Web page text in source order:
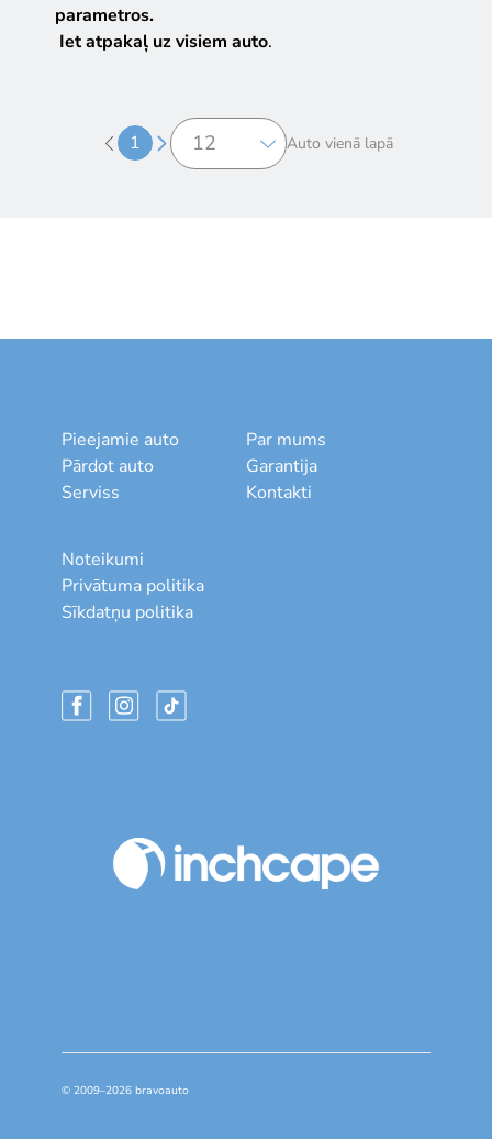
parametros.
Iet atpakaļ uz visiem auto.
1 Auto vienā lapā
Pieejamie auto
Pārdot auto
Serviss
Par mums
Garantija
Kontakti
Noteikumi
Privātuma politika
Sīkdatņu politika
© 2009–2026 bravoauto